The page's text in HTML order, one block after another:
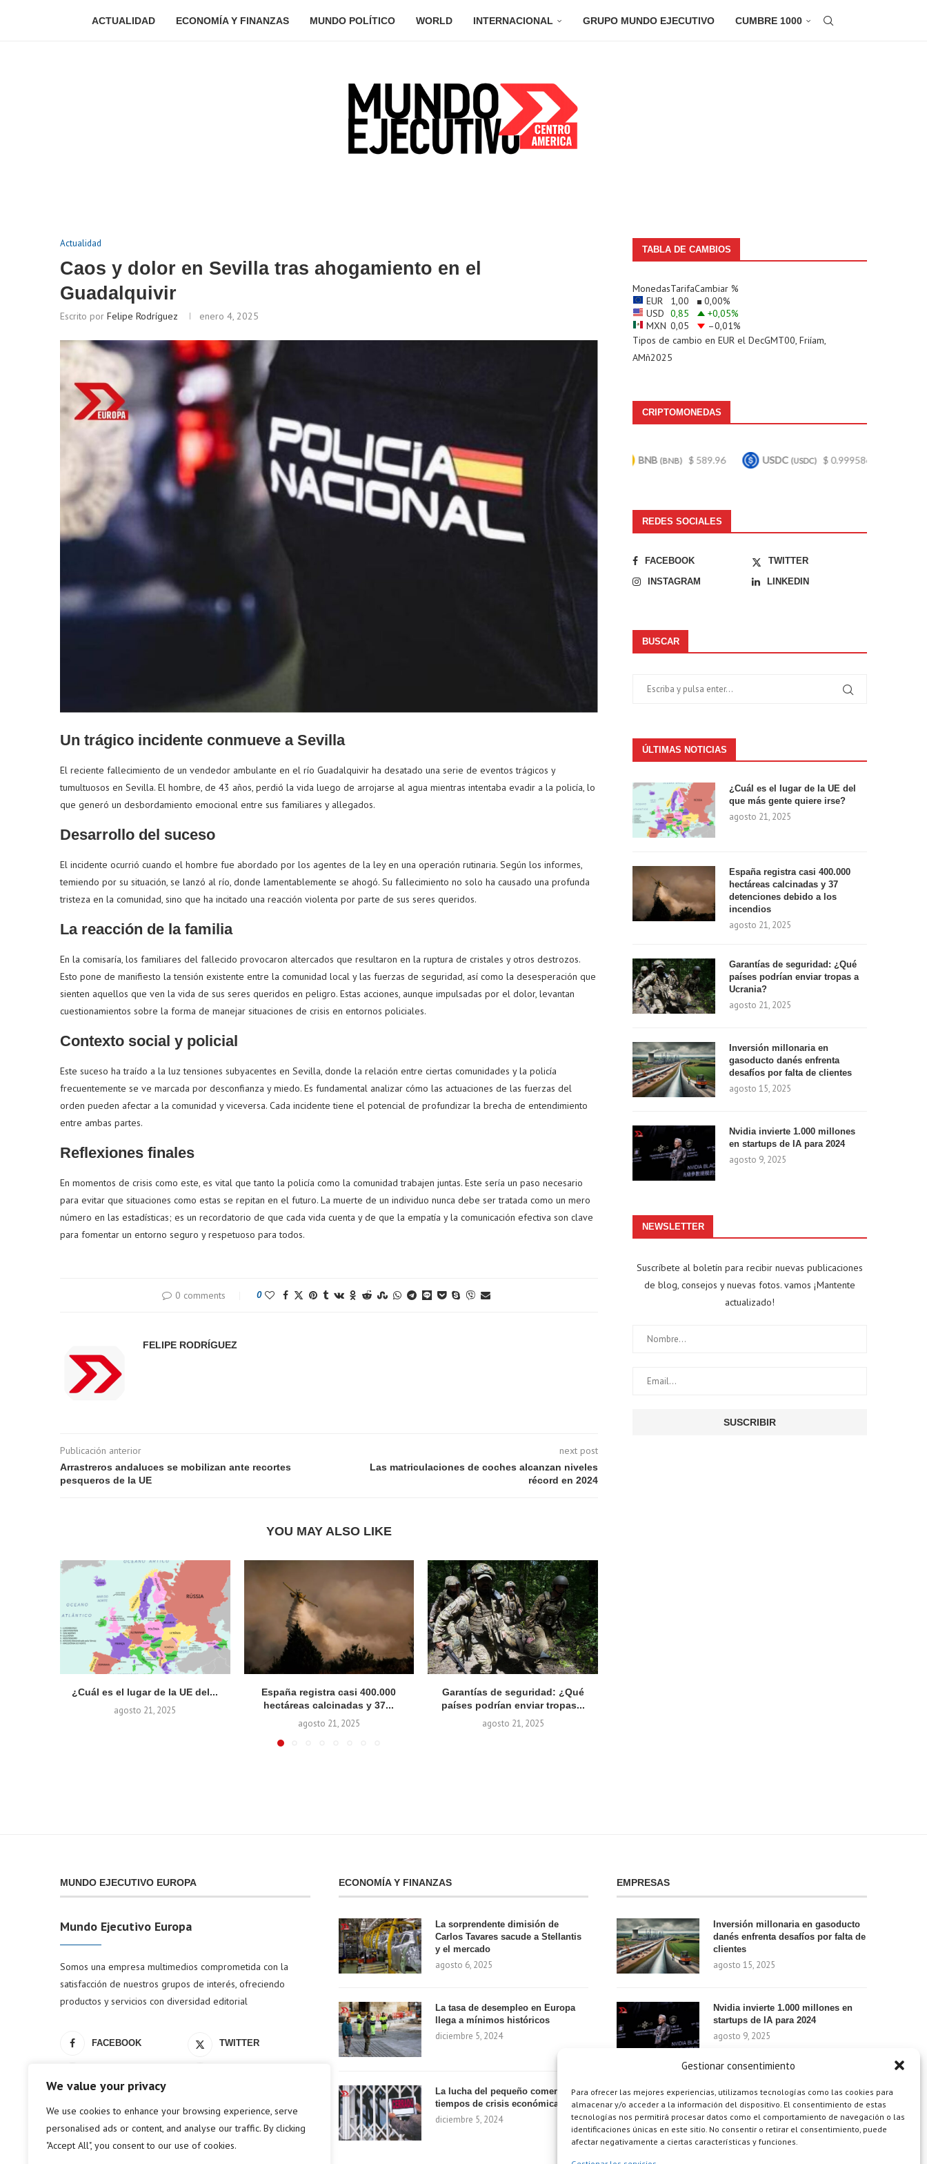
We value your privacy
We use cookies to enhance your browsing experience, serve
personalised ads or content, and analyse our traffic. By clicking
"Accept All", you consent to our use of cookies.
Gestionar consentimiento
Para ofrecer las mejores experiencias, utilizamos tecnologías como las cookies para
almacenar y/o acceder a la información del dispositivo. El consentimiento de estas
tecnologías nos permitirá procesar datos como el comportamiento de navegación o las
identificaciones únicas en este sitio. No consentir o retirar el consentimiento, puede
afectar negativamente a ciertas características y funciones.
ACTUALIDAD ECONOMÍA Y FINANZAS MUNDO POLÍTICO WORLD INTERNACIONAL GRUPO MUNDO EJECUTIVO CUMBRE 1000
Actualidad
Caos y dolor en Sevilla tras ahogamiento en el
Guadalquivir
Escrito por Felipe Rodríguez enero 4, 2025
Un trágico incidente conmueve a Sevilla
El reciente fallecimiento de un vendedor ambulante en el río Guadalquivir ha desatado una serie de eventos trágicos y
tumultuosos en Sevilla. El hombre, de 43 años, perdió la vida luego de arrojarse al agua mientras intentaba evadir a la policía, lo
que generó un desbordamiento emocional entre sus familiares y allegados.
Desarrollo del suceso
El incidente ocurrió cuando el hombre fue abordado por los agentes de la ley en una operación rutinaria. Según los informes,
temiendo por su situación, se lanzó al río, donde lamentablemente se ahogó. Su fallecimiento no solo ha causado una profunda
tristeza en la comunidad, sino que ha incitado una reacción violenta por parte de sus seres queridos.
La reacción de la familia
En la comisaría, los familiares del fallecido provocaron altercados que resultaron en la ruptura de cristales y otros destrozos.
Esto pone de manifiesto la tensión existente entre la comunidad local y las fuerzas de seguridad, así como la desesperación que
sienten aquellos que ven la vida de sus seres queridos en peligro. Estas acciones, aunque impulsadas por el dolor, levantan
cuestionamientos sobre la forma de manejar situaciones de crisis en entornos policiales.
Contexto social y policial
Este suceso ha traído a la luz tensiones subyacentes en Sevilla, donde la relación entre ciertas comunidades y la policía
frecuentemente se ve marcada por desconfianza y miedo. Es fundamental analizar cómo las actuaciones de las fuerzas del
orden pueden afectar a la comunidad y viceversa. Cada incidente tiene el potencial de profundizar la brecha de entendimiento
entre ambas partes.
Reflexiones finales
En momentos de crisis como este, es vital que tanto la policía como la comunidad trabajen juntas. Este sería un paso necesario
para evitar que situaciones como estas se repitan en el futuro. La muerte de un individuo nunca debe ser tratada como un mero
número en las estadísticas; es un recordatorio de que cada vida cuenta y de que la empatía y la comunicación efectiva son clave
para fomentar un entorno seguro y respetuoso para todos.
0 comments 0
FELIPE RODRÍGUEZ
Publicación anterior
Arrastreros andaluces se mobilizan ante recortes
pesqueros de la UE
next post
Las matriculaciones de coches alcanzan niveles
récord en 2024
YOU MAY ALSO LIKE
¿Cuál es el lugar de la UE del...
agosto 21, 2025
España registra casi 400.000
hectáreas calcinadas y 37...
agosto 21, 2025
Garantías de seguridad: ¿Qué
países podrían enviar tropas...
agosto 21, 2025
TABLA DE CAMBIOS
MonedasTarifaCambiar %
EUR
1,00 0,00%
USD 0,85 +0,05%
MXN 0,05 –0,01%
Tipos de cambio en EUR el DecGMT00, Friíam,
AMñ2025
CRIPTOMONEDAS
(BTC) $ 64,406.00 Ethereum(ETH) $ 1,908.55 Tether(USDT) $ 0.999219 $ 589.96 USDC (USDC) $ 0.999586 Bitcoin
REDES SOCIALES
FACEBOOK
TWITTER
INSTAGRAM
LINKEDIN
BUSCAR
ÚLTIMAS NOTICIAS
¿Cuál es el lugar de la UE del
que más gente quiere irse?
agosto 21, 2025
España registra casi 400.000
hectáreas calcinadas y 37
detenciones debido a los
incendios
agosto 21, 2025
Garantías de seguridad: ¿Qué
países podrían enviar tropas a
Ucrania?
agosto 21, 2025
Inversión millonaria en
gasoducto danés enfrenta
desafíos por falta de clientes
agosto 15, 2025
Nvidia invierte 1.000 millones
en startups de IA para 2024
agosto 9, 2025
NEWSLETTER
Suscríbete al boletín para recibir nuevas publicaciones
de blog, consejos y nuevas fotos. vamos ¡Mantente
actualizado!
MUNDO EJECUTIVO EUROPA
Mundo Ejecutivo Europa
Somos una empresa multimedios comprometida con la
satisfacción de nuestros grupos de interés, ofreciendo
productos y servicios con diversidad editorial
FACEBOOK TWITTER
ECONOMÍA Y FINANZAS
La sorprendente dimisión de
Carlos Tavares sacude a Stellantis
y el mercado
agosto 6, 2025
La tasa de desempleo en Europa
llega a mínimos históricos
diciembre 5, 2024
La lucha del pequeño comercio en
tiempos de crisis económica
diciembre 5, 2024
EMPRESAS
Inversión millonaria en gasoducto
danés enfrenta desafíos por falta de
clientes
agosto 15, 2025
Nvidia invierte 1.000 millones en
startups de IA para 2024
agosto 9, 2025
¿Cómo el Método de Tres Sillas de
Walt Disney Puede Transformar Tu
Productividad?
agosto 9, 2025